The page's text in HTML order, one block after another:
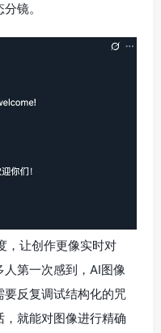
镜。
，让创作更像实时对
第一次感到，AI图像
反复调试结构化的咒
就能对图像进行精确